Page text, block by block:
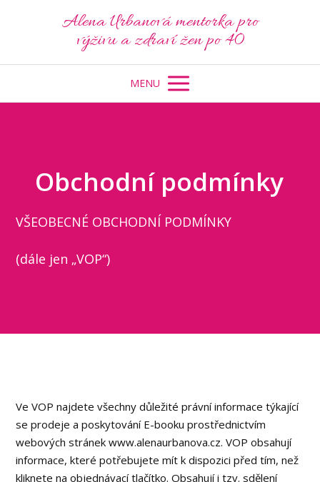
Alena Urbanová mentorka pro
výživu a zdraví žen po 40
MENU
Obchodní podmínky
VŠEOBECNÉ OBCHODNÍ PODMÍNKY
(dále jen „VOP“)
Ve VOP najdete všechny důležité právní informace týkající
se prodeje a poskytování E-booku prostřednictvím
webových stránek www.alenaurbanova.cz. VOP obsahují
informace, které potřebujete mít k dispozici před tím, než
kliknete na objednávací tlačítko. Obsahují i tzv. sdělení